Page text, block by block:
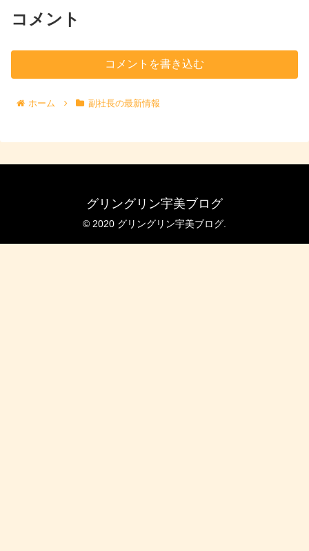
コメント
コメントを書き込む
ホーム 副社長の最新情報
グリングリン宇美ブログ
© 2020 グリングリン宇美ブログ.